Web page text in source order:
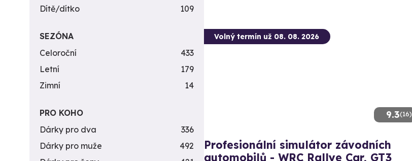
9.3(16)
Volný termín už 08. 08. 2026
Profesionální simulátor závodních
automobilů - WRC Rallye Car, GT3
Dítě/dítko
109
SEZÓNA
Celoroční
433
Letní
179
Zimní
14
PRO KOHO
Dárky pro dva
336
Dárky pro muže
492